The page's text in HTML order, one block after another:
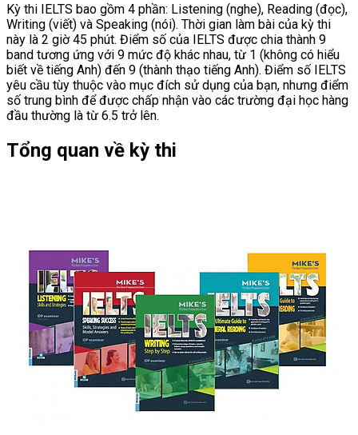
Kỳ thi IELTS bao gồm 4 phần: Listening (nghe), Reading (đọc),
Writing (viết) và Speaking (nói). Thời gian làm bài của kỳ thi
này là 2 giờ 45 phút. Điểm số của IELTS được chia thành 9
band tương ứng với 9 mức độ khác nhau, từ 1 (không có hiểu
biết về tiếng Anh) đến 9 (thành thạo tiếng Anh). Điểm số IELTS
yêu cầu tùy thuộc vào mục đích sử dụng của bạn, nhưng điểm
số trung bình để được chấp nhận vào các trường đại học hàng
đầu thường là từ 6.5 trở lên.
Tổng quan về kỳ thi